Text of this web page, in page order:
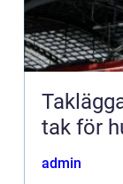
tak för
admin